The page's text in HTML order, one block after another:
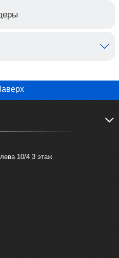
10/4 3 этаж